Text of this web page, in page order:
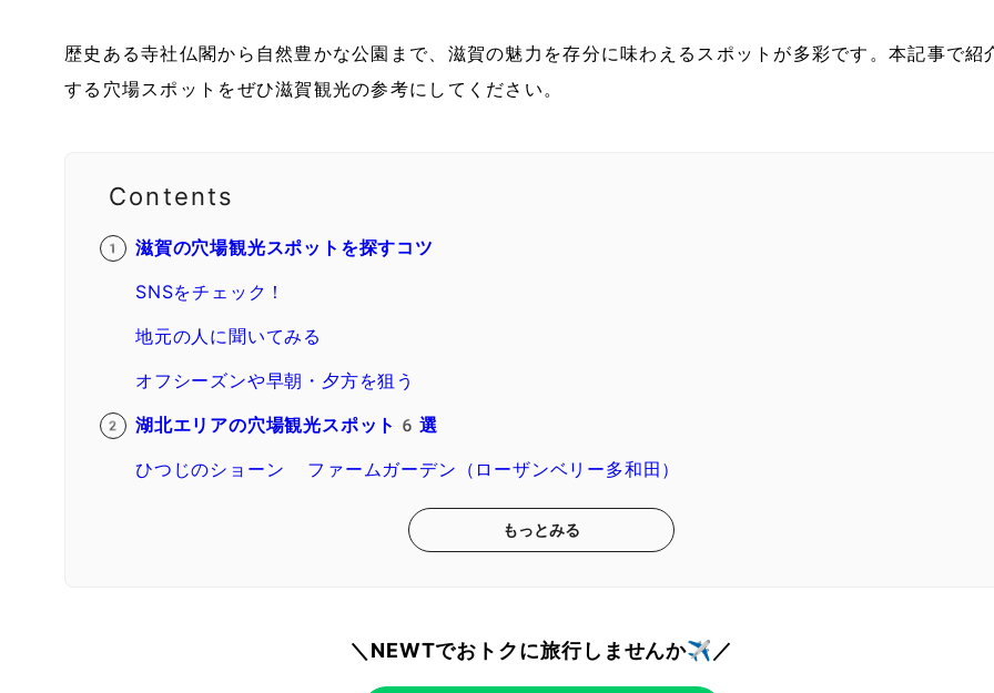
歴史ある寺社仏閣から自然豊かな公園まで、滋賀の魅力を存分に味わえるスポットが多彩です。本記事で紹
する穴場スポットをぜひ滋賀観光の参考にしてください。
Contents
滋賀の穴場観光スポットを探すコツ
SNSをチェック！
地元の人に聞いてみる
オフシーズンや早朝・夕方を狙う
湖北エリアの穴場観光スポット6選
ひつじのショーン ファームガーデン（ローザンベリー多和田）
もっとみる
＼NEWTでおトクに旅行しませんか✈️／